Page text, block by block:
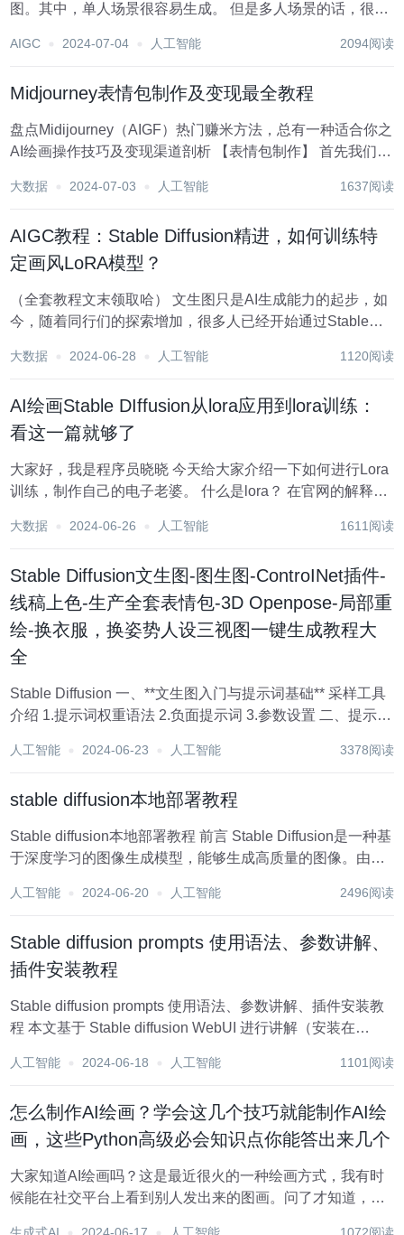
图。其中，单人场景很容易生成。 但是多人场景的话，很难
networks + controlnet openpose，可以稳定生成2...
AIGC 2024-07-04 人工智能 2094阅读
Midjourney表情包制作及变现最全教程
盘点Midijourney（AIGF）热门赚米方法，总有一种适合你之
AI绘画操作技巧及变现渠道剖析 【表情包制作】 首先我们对
&nbsp;绘画来制作表情包时，你可以...
大数据 2024-07-03 人工智能 1637阅读
AIGC教程：Stable Diffusion精进，如何训练特
定画风LoRA模型？
（全套教程文末领取哈） 文生图只是AI生成能力的起步，如
今，随着同行们的探索增加，很多人已经开始通过Stable
师。 最近，就有一位开发者分享了自己训练风格化LoRA模
大数据 2024-06-28 人工智能 1120阅读
AI绘画Stable DIffusion从lora应用到lora训练：
看这一篇就够了
大家好，我是程序员晓晓 今天给大家介绍一下如何进行Lora
训练，制作自己的电子老婆。 什么是lora？ 在官网的解释说
Stable Di...
大数据 2024-06-26 人工智能 1611阅读
Stable Diffusion文生图-图生图-ControINet插件-
线稿上色-生产全套表情包-3D Openpose-局部重
绘-换衣服，换姿势人设三视图一键生成教程大
全
Stable Diffusion 一、**文生图入门与提示词基础** 采样工具
介绍 1.提示词权重语法 2.负面提示词 3.参数设置 二、提示词
种子使用示例 获取随机...
人工智能 2024-06-23 人工智能 3378阅读
stable diffusion本地部署教程
Stable diffusion本地部署教程 前言 Stable Diffusion是一种基
于深度学习的图像生成模型，能够生成高质量的图像。由于
云服务或远程服务器来部署Stable Diffu...
人工智能 2024-06-20 人工智能 2496阅读
Stable diffusion prompts 使用语法、参数讲解、
插件安装教程
Stable diffusion prompts 使用语法、参数讲解、插件安装教
程 本文基于 Stable diffusion WebUI 进行讲解（安装在
始界面： 文件目录结构：...
人工智能 2024-06-18 人工智能 1101阅读
怎么制作AI绘画？学会这几个技巧就能制作AI绘
画，这些Python高级必会知识点你能答出来几个
大家知道AI绘画吗？这是最近很火的一种绘画方式，我有时
候能在社交平台上看到别人发出来的图画。问了才知道，这